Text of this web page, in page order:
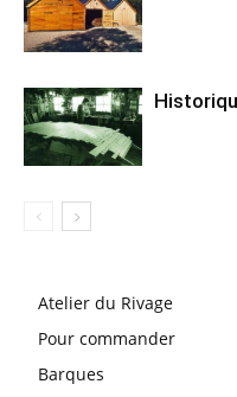
Atelier du Rivage
Pour commander
Barques